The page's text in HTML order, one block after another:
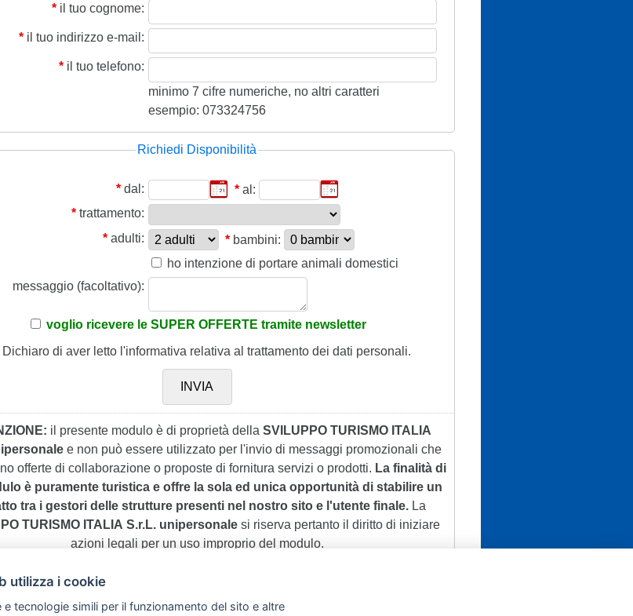
* il tuo cognome:
* il tuo indirizzo e-mail:
* il tuo telefono:
minimo 7 cifre numeriche, no altri caratteri
esempio: 073324756
Richiedi Disponibilità
* dal: * al:
* trattamento:
* adulti: * bambini:
ho intenzione di portare animali domestici
messaggio (facoltativo):
voglio ricevere le SUPER OFFERTE tramite newsletter
Dichiaro di aver letto l'informativa relativa al trattamento dei dati personali.
il presente modulo è di proprietà dellaSVILUPPO TURISMO ITALIA
e non può essere utilizzato per l'invio di messaggi promozionali che
offerte di collaborazione o proposte di fornitura servizi o prodotti. La finalità di
è puramente turistica e offre la sola ed unica opportunità di stabilire un
tra i gestori delle strutture presenti nel nostro sito e l'utente finale. La
TURISMO ITALIA S.r.L. unipersonalesi riserva pertanto il diritto di iniziare
azioni legali per un uso improprio del modulo.
utilizza i cookie
tecnologie simili per il funzionamento del sito e altre